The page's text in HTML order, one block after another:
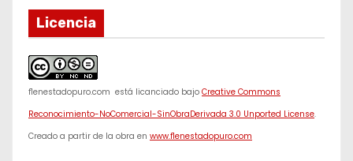
Licencia
f1enestadopuro.com está licanciado bajo Creative Commons
Reconocimiento-NoComercial-SinObraDerivada 3.0 Unported License.
Creado a partir de la obra en www.f1enestadopuro.com